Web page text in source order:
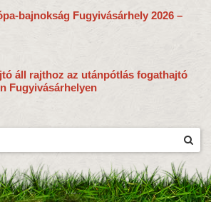
bajnokság Fugyivásárhely 2026 –
áll rajthoz az utánpótlás fogathajtó
Fugyivásárhelyen